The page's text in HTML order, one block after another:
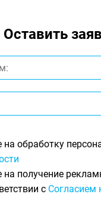
Оставить
на обработку
на получение
с Согласием